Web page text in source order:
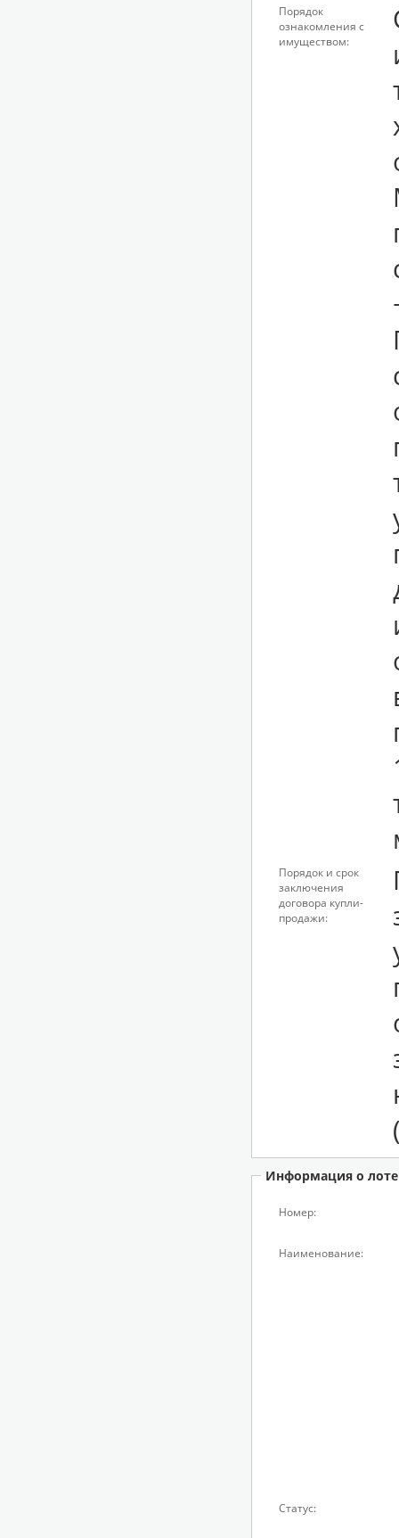
Порядок
ознакомления с
имуществом:
Порядок и срок
заключения
договора купли-
продажи:
Информация о
Номер:
Наименование:
Статус: